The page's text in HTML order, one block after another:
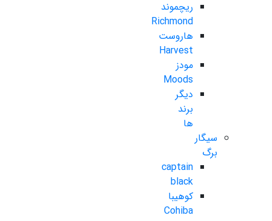
ریچموند
Richmond
هاروست
Harvest
مودز
Moods
دیگر
برند
ها
سیگار
برگ
captain
black
کوهیبا
Cohiba